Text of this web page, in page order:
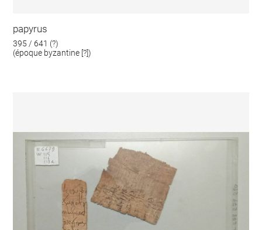
papyrus
395 / 641 (?)
(époque byzantine [?])